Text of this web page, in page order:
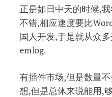
正是如日中天的时候,
不错,相应速度要比
国人开发,于是就从众
emlog.
有插件市场,但是数量
想,但是总体来说能用,